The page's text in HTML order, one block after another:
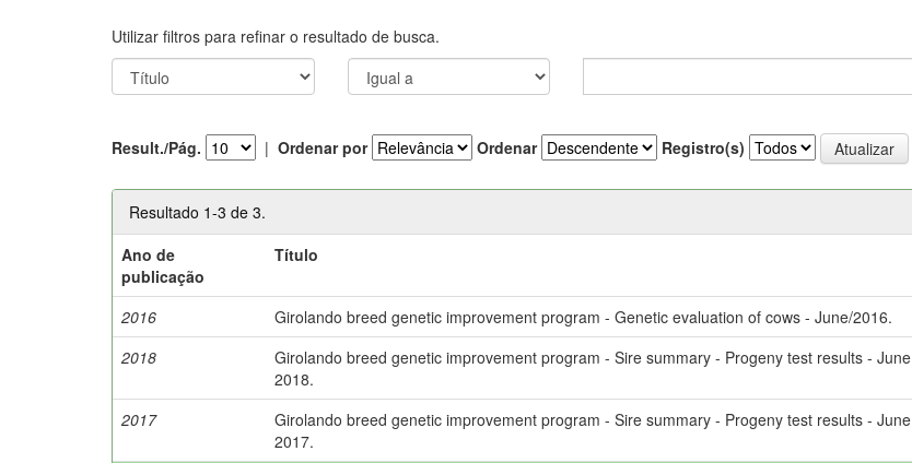
Utilizar filtros para refinar o resultado de busca.
Result./Pág. | Ordenar por Ordenar Registro(s)
Resultado 1-3 de 3.
Ano de
publicação
Título
2016 Girolando breed genetic improvement program - Genetic evaluation of cows - June/2016.
2018
Girolando breed genetic improvement program - Sire summary - Progeny test results - June
2018.
2017
Girolando breed genetic improvement program - Sire summary - Progeny test results - June
2017.